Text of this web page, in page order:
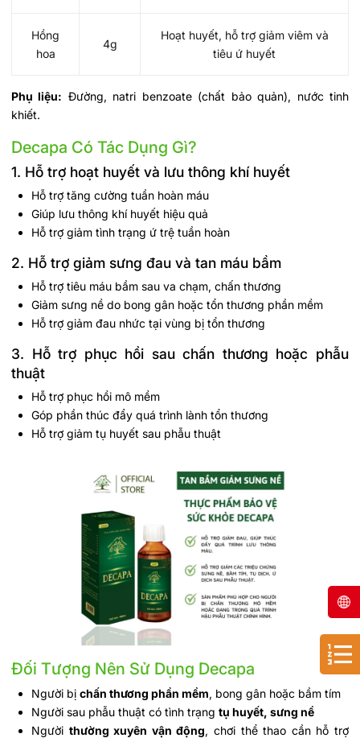
Hồng
hoa
4g
Hoạt huyết, hỗ trợ giảm viêm và
tiêu ứ huyết
Phụ liệu: Đường, natri benzoate (chất bảo quản), nước tinh
khiết.
Decapa Có Tác Dụng Gì?
1. Hỗ trợ hoạt huyết và lưu thông khí huyết
Hỗ trợ tăng cường tuần hoàn máu
Giúp lưu thông khí huyết hiệu quả
Hỗ trợ giảm tình trạng ứ trệ tuần hoàn
2. Hỗ trợ giảm sưng đau và tan máu bầm
Hỗ trợ tiêu máu bầm sau va chạm, chấn thương
Giảm sưng nề do bong gân hoặc tổn thương phần mềm
Hỗ trợ giảm đau nhức tại vùng bị tổn thương
3. Hỗ trợ phục hồi sau chấn thương hoặc phẫu
thuật
Hỗ trợ phục hồi mô mềm
Góp phần thúc đẩy quá trình lành tổn thương
Hỗ trợ giảm tụ huyết sau phẫu thuật
Đối Tượng Nên Sử Dụng Decapa
Người bị chấn thương phần mềm, bong gân hoặc bầm tím
Người sau phẫu thuật có tình trạng tụ huyết, sưng nề
Người thường xuyên vận động, chơi thể thao cần hỗ trợ